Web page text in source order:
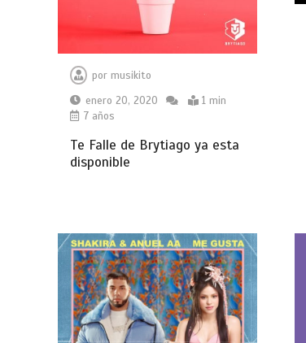
pormusikito
enero 20, 2020
1 min
7 años
Te Falle de Brytiago ya esta
disponible